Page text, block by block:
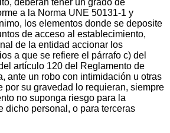
deberán tener un grado de
a la Norma UNE 50131-1 y
los elementos donde se deposite
de acceso al establecimiento,
de la entidad accionar los
a que se refiere el párrafo c) del
artículo 120 del Reglamento de
ante un robo con intimidación u otras
por su gravedad lo requieran, siempre
no suponga riesgo para la
dicho personal, o para terceras